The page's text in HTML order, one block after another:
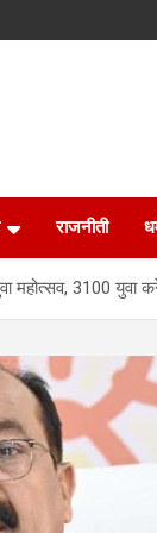
राजनीती
महोत्सव, 3100 युवा